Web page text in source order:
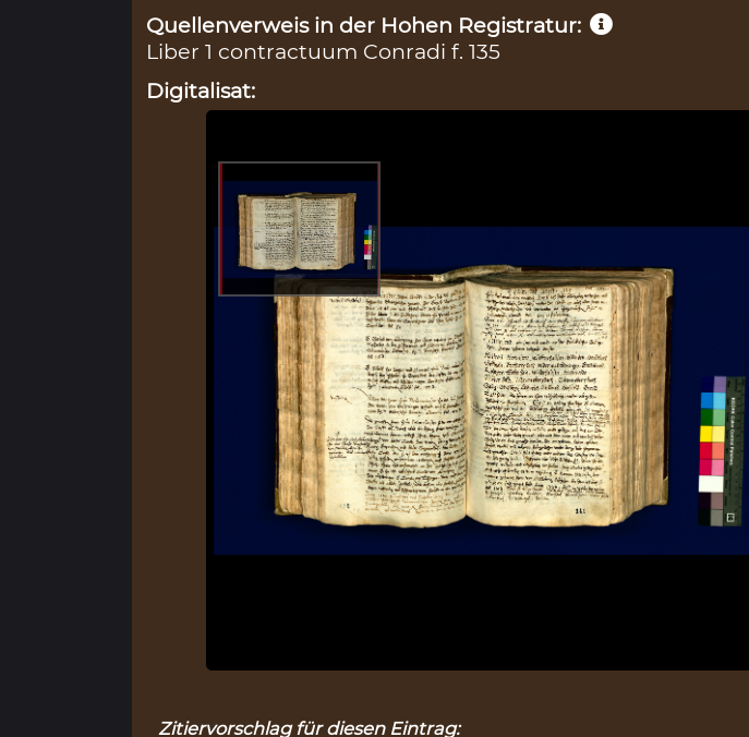
Quellenverweis in der Hohen Registratur:
Liber 1 contractuum Conradi f. 135
Digitalisat:
Zitiervorschlag für diesen Eintrag: